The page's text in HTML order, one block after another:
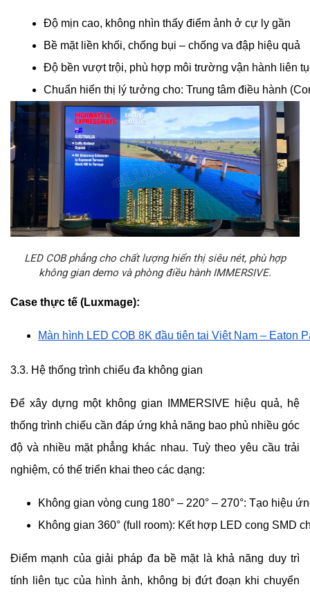
Độ mịn cao, không nhìn thấy điểm ảnh ở cự ly gần
Bề mặt liền khối, chống bụi – chống va đập hiệu quả
Độ bền vượt trội, phù hợp môi trường vận hành liên
Chuẩn hiển thị lý tưởng cho: Trung tâm điều hành
LED COB phẳng cho chất lượng hiển thị siêu nét, phù hợp
không gian demo và phòng điều hành IMMERSIVE.
Case thực tế (Luxmage):
Màn hình LED COB 8K đầu tiên tại Việt Nam – Eaton
3.3. Hệ thống trình chiếu đa không gian
Để xây dựng một không gian IMMERSIVE hiệu quả, hệ
thống trình chiếu cần đáp ứng khả năng bao phủ nhiều góc
độ và nhiều mặt phẳng khác nhau. Tuỳ theo yêu cầu trải
nghiệm, có thể triển khai theo các dạng:
Không gian vòng cung 180° – 220° – 270°: Tạo hiệu
Không gian 360° (full room): Kết hợp LED cong SMD
Điểm mạnh của giải pháp đa bề mặt là khả năng duy trì
tính liên tục của hình ảnh, không bị đứt đoạn khi chuyển